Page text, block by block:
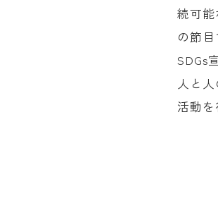
続可
の節
SDGs
人と
活動を